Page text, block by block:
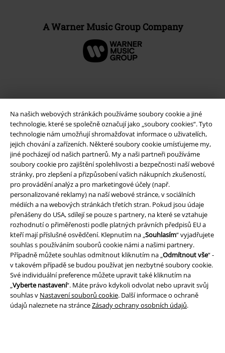
Na našich webových stránkách používáme soubory cookie a jiné
technologie, které se společně označují jako „soubory cookies“. Tyto
technologie nám umožňují shromažďovat informace o uživatelích,
jejich chování a zařízeních. Některé soubory cookie umísťujeme my,
jiné pocházejí od našich partnerů. My a naši partneři používáme
soubory cookie pro zajištění spolehlivosti a bezpečnosti naší webové
stránky, pro zlepšení a přizpůsobení vašich nákupních zkušeností,
pro provádění analýz a pro marketingové účely (např.
personalizované reklamy) na naší webové stránce, v sociálních
médiích a na webových stránkách třetích stran. Pokud jsou údaje
přenášeny do USA, sdílejí se pouze s partnery, na které se vztahuje
rozhodnutí o přiměřenosti podle platných právních předpisů EU a
kteří mají příslušné osvědčení. Klepnutím na „Souhlasím“ vyjadřujete
souhlas s používáním souborů cookie námi a našimi partnery.
Případně můžete souhlas odmítnout kliknutím na „Odmítnout vše“ -
v takovém případě se budou používat jen nezbytné soubory cookie.
Své individuální preference můžete upravit také kliknutím na
„Vyberte nastavení“. Máte právo kdykoli odvolat nebo upravit svůj
souhlas v Nastavení souborů cookie. Další informace o ochraně
údajů naleznete na stránceZásady ochrany osobních údajů.
A Warner Music Group Company
Právní informace
Podmínky
Prohlášení
Ochrana osobních údajů
Likvidace odpadu a ochrana životního prostředí
Prohlášení o shodě
Informace o přístupnosti